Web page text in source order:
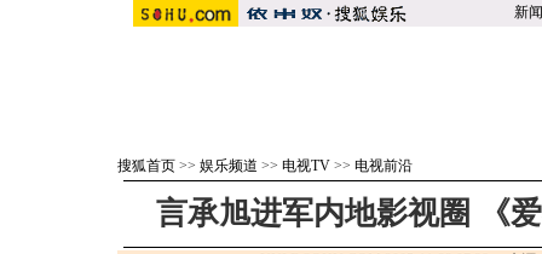
新闻
搜狐首页 >> 娱乐频道 >> 电视TV >> 电视前沿
言承旭进军内地影视圈 《